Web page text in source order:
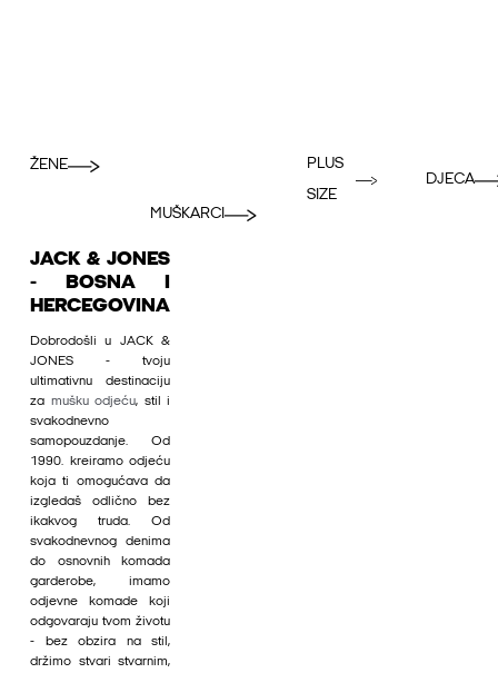
ŽENE
MUŠKARCI
PLUS
SIZE
DJECA
JACK & JONES
- BOSNA I
HERCEGOVINA
Dobrodošli u JACK &
JONES - tvoju
ultimativnu destinaciju
za mušku odjeću, stil i
svakodnevno
samopouzdanje. Od
1990. kreiramo odjeću
koja ti omogućava da
izgledaš odlično bez
ikakvog truda. Od
svakodnevnog denima
do osnovnih komada
garderobe, imamo
odjevne komade koji
odgovaraju tvom životu
- bez obzira na stil,
držimo stvari stvarnim,